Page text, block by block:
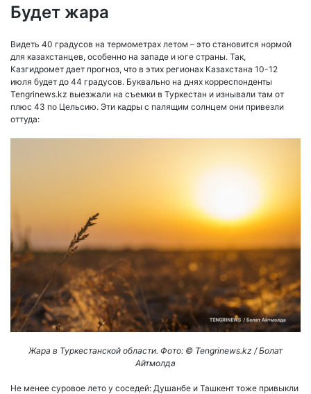
Будет жара
Видеть 40 градусов на термометрах летом – это становится нормой
для казахстанцев, особенно на западе и юге страны. Так,
Казгидромет дает прогноз, что в этих регионах Казахстана 10-12
июля будет до 44 градусов. Буквально на днях корреспонденты
Tengrinews.kz выезжали на съемки в Туркестан и изнывали там от
плюс 43 по Цельсию. Эти кадры с палящим солнцем они привезли
оттуда:
Жара в Туркестанской области. Фото: ©️ Tengrinews.kz / Болат
Айтмолда
Не менее суровое лето у соседей: Душанбе и Ташкент тоже привыкли